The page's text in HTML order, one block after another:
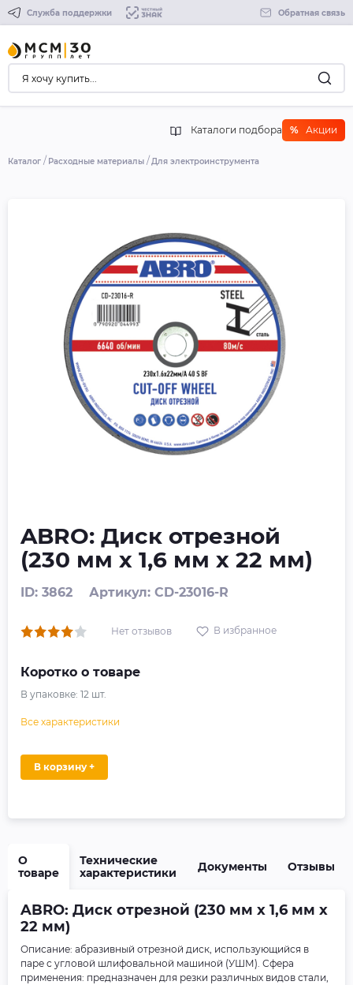
Служба поддержки Обратная связь
Каталоги подбора % Акции
Каталог Расходные материалы Для электроинструмента
ABRO: Диск отрезной
(230 мм х 1,6 мм х 22 мм)
ID: 3862 Артикул: CD-23016-R
Нет отзывов В избранное
Коротко о товаре
В упаковке: 12 шт.
Все характеристики
В корзину +
О
товаре
Технические
характеристики
Документы Отзывы
ABRO: Диск отрезной (230 мм х 1,6 мм х
22 мм)
Описание: абразивный отрезной диск, использующийся в
паре с угловой шлифовальной машиной (УШМ). Сфера
применения: предназначен для резки различных видов стали,